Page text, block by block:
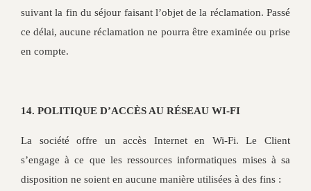
suivant la fin du séjour faisant l’objet de la réclamation. Passé
ce délai, aucune réclamation ne pourra être examinée ou prise
en compte.
14. POLITIQUE D’ACCÈS AU RÉSEAU WI-FI
La société offre un accès Internet en Wi-Fi. Le Client
s’engage à ce que les ressources informatiques mises à sa
disposition ne soient en aucune manière utilisées à des fins :